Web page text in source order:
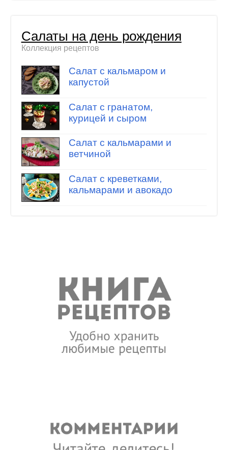
Салаты на день рождения
Коллекция рецептов
Салат с кальмаром и
капустой
Салат с гранатом,
курицей и сыром
Салат с кальмарами и
ветчиной
Салат с креветками,
кальмарами и авокадо